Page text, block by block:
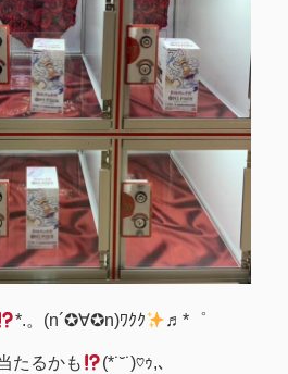
*.。(n´✪∀✪n)ﾜｸｸ ♬*゜
たるかも (*˙˘˙)♡ｩ,､